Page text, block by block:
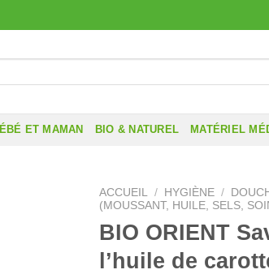
ET MAMAN BIO & NATUREL MATÉRIEL
ACCUEIL / HYGIÈNE /
(MOUSSANT, HUILE, SELS,
BIO ORIENT
l’huile de